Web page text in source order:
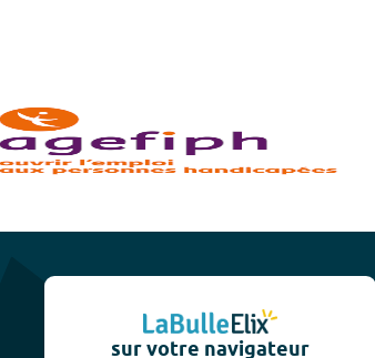
sur votre navigateur